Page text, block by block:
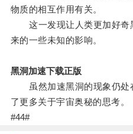
物质的相互作用有关。
这一发现让人类更加好奇
来的一些未知的影响。
黑洞加速下载正版
虽然加速黑洞的现象仍处
了更多关于宇宙奥秘的思考。
#44#